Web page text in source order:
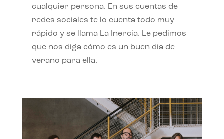
cualquier persona. En sus cuentas de
redes sociales te lo cuenta todo muy
rápido y se llama La Inercia. Le pedimos
que nos diga cómo es un buen día de
verano para ella.